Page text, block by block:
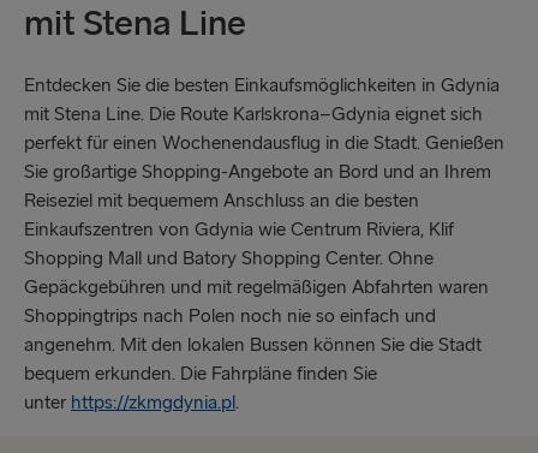
mit Stena Line
Entdecken Sie die besten Einkaufsmöglichkeiten in Gdynia
mit Stena Line. Die Route Karlskrona–Gdynia eignet sich
perfekt für einen Wochenendausflug in die Stadt. Genießen
Sie großartige Shopping-Angebote an Bord und an Ihrem
Reiseziel mit bequemem Anschluss an die besten
Einkaufszentren von Gdynia wie Centrum Riviera, Klif
Shopping Mall und Batory Shopping Center. Ohne
Gepäckgebühren und mit regelmäßigen Abfahrten waren
Shoppingtrips nach Polen noch nie so einfach und
angenehm. Mit den lokalen Bussen können Sie die Stadt
bequem erkunden. Die Fahrpläne finden Sie
unter https://zkmgdynia.pl.